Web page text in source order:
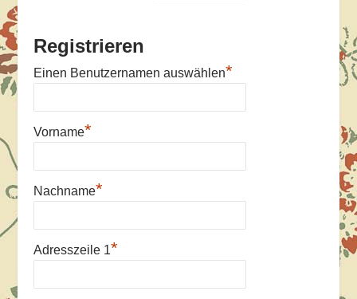
Registrieren
Einen Benutzernamen auswählen*
Vorname*
Nachname*
Adresszeile 1*